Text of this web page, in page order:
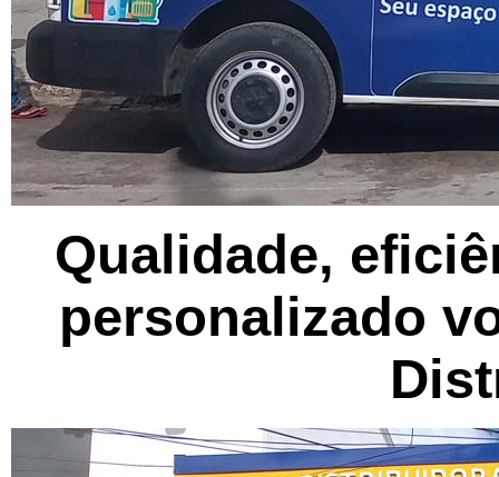
Qualidade,
personalizado